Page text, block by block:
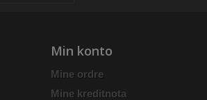
Min konto
Mine ordre
Mine kreditnota